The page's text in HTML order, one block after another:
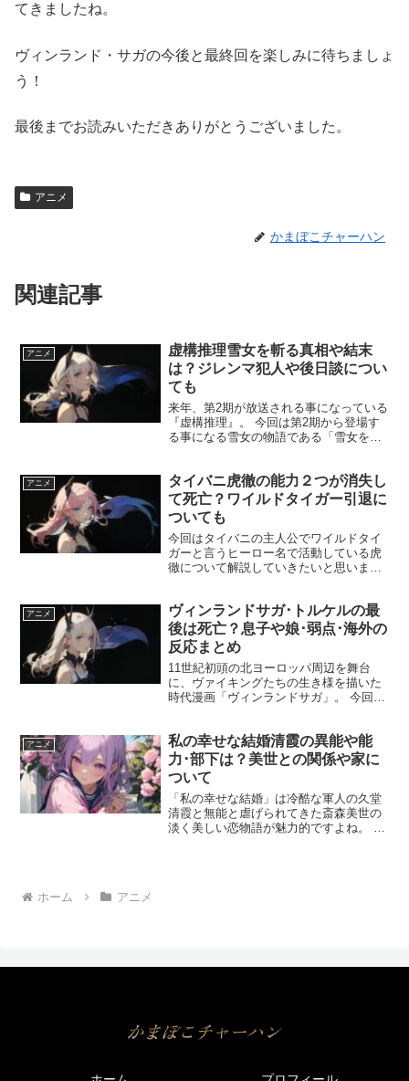
てきましたね。
ヴィンランド・サガの今後と最終回を楽しみに待ちましょ
う！
最後までお読みいただきありがとうございました。
アニメ
かまぼこチャーハン
関連記事
アニメ
虚構推理雪女を斬る真相や結末
は？ジレンマ犯人や後日談につい
ても
来年、第2期が放送される事になっている
『虚構推理』。 今回は第2期から登場す
る事になる雪女の物語である「雪女を斬
どんな結末を迎える事になるのか、後日
談はどんな物語にな...
アニメ
タイバニ虎徹の能力２つが消失し
て死亡？ワイルドタイガー引退に
ついても
今回はタイバニの主人公でワイルドタイ
ガーと言うヒーロー名で活動している虎
徹について解説していきたいと思いま
いて、それらの能力が消失したら死亡し
てしまうのではないかと...
アニメ
ヴィンランドサガ･トルケルの最
後は死亡？息子や娘･弱点･海外の
反応まとめ
11世紀初頭の北ヨーロッパ周辺を舞台
に、ヴァイキングたちの生き様を描いた
時代漫画「ヴィンランドサガ」。 今回
の中でもトップクラスに大柄で、人間離
れした力を持ち、戦士で...
アニメ
私の幸せな結婚清霞の異能や能
力･部下は？美世との関係や家に
ついて
「私の幸せな結婚」は冷酷な軍人の久堂
清霞と無能と虐げられてきた斎森美世の
淡く美しい恋物語が魅力的ですよね。 で
ホーム アニメ